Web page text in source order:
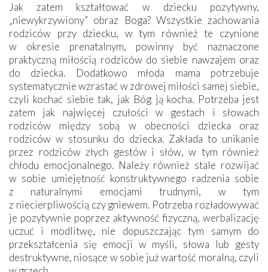
Jak zatem kształtować w dziecku pozytywny,
„niewykrzywiony” obraz Boga? Wszystkie zachowania
rodziców przy dziecku, w tym również te czynione
w okresie prenatalnym, powinny być naznaczone
praktyczną miłością rodziców do siebie nawzajem oraz
do dziecka. Dodatkowo młoda mama potrzebuje
systematycznie wzrastać w zdrowej miłości samej siebie,
czyli kochać siebie tak, jak Bóg ją kocha. Potrzeba jest
zatem jak najwięcej czułości w gestach i słowach
rodziców między sobą w obecności dziecka oraz
rodziców w stosunku do dziecka. Zakłada to unikanie
przez rodziców złych gestów i słów, w tym również
chłodu emocjonalnego. Należy również stale rozwijać
w sobie umiejętność konstruktywnego radzenia sobie
z naturalnymi emocjami trudnymi, w tym
z niecierpliwością czy gniewem. Potrzeba rozładowywać
je pozytywnie poprzez aktywność fizyczną, werbalizację
uczuć i modlitwę, nie dopuszczając tym samym do
przekształcenia się emocji w myśli, słowa lub gesty
destruktywne, niosące w sobie już wartość moralną, czyli